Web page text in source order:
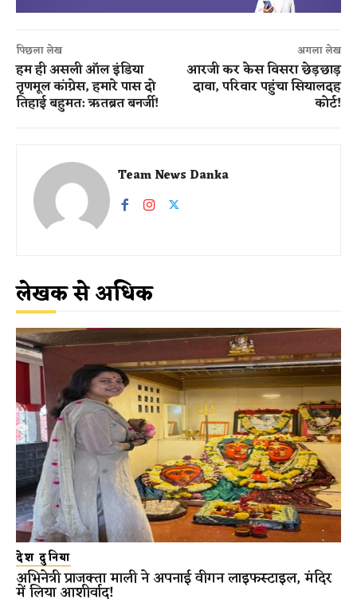
पिछला लेख
हम ही असली ऑल इंडिया
तृणमूल कांग्रेस, हमारे पास दो
तिहाई बहुमत: ऋतब्रत बनर्जी!
अगला लेख
आरजी कर केस विसरा छेड़छाड़
दावा, परिवार पहुंचा सियालदह
कोर्ट!
Team News Danka
लेखक से अधिक
देश दुनिया
अभिनेत्री प्राजक्ता माली ने अपनाई वीगन लाइफस्टाइल, मंदिर
में लिया आशीर्वाद!